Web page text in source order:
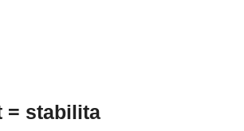
= stabilita